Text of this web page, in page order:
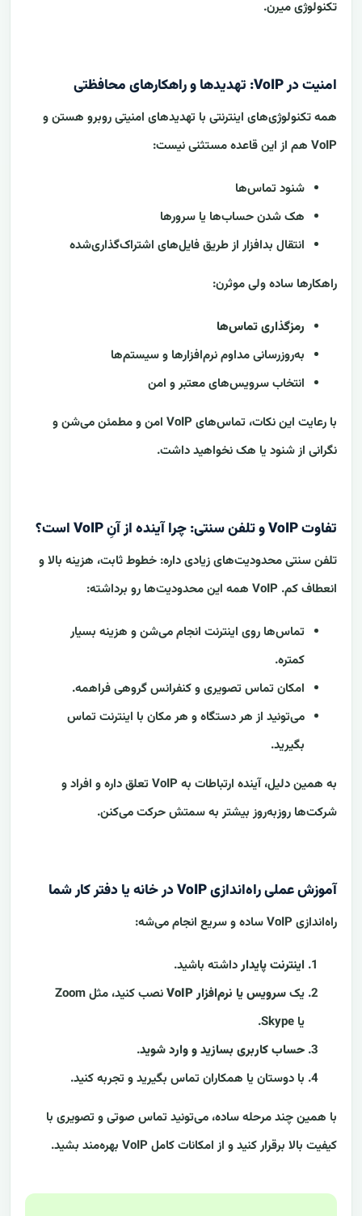
تکنولوژی میرن.
امنیت در VoIP: تهدیدها و راهکارهای محافظتی
همه تکنولوژی‌های اینترنتی با تهدیدهای امنیتی روبرو هستن و
VoIP هم از این قاعده مستثنی نیست:
شنود تماس‌ها
هک شدن حساب‌ها یا سرورها
انتقال بدافزار از طریق فایل‌های اشتراک‌گذاری‌شده
راهکارها ساده ولی موثرن:
رمزگذاری تماس‌ها
به‌روزرسانی مداوم نرم‌افزارها و سیستم‌ها
انتخاب سرویس‌های معتبر و امن
با رعایت این نکات، تماس‌های VoIP امن و مطمئن می‌شن و
نگرانی از شنود یا هک نخواهید داشت.
تفاوت VoIP و تلفن سنتی: چرا آینده از آنِ VoIP است؟
تلفن سنتی محدودیت‌های زیادی داره: خطوط ثابت، هزینه بالا و
انعطاف کم. VoIP همه این محدودیت‌ها رو برداشته:
تماس‌ها روی اینترنت انجام می‌شن و هزینه بسیار
کمتره.
امکان تماس تصویری و کنفرانس گروهی فراهمه.
می‌تونید از هر دستگاه و هر مکان با اینترنت تماس
بگیرید.
به همین دلیل، آینده ارتباطات به VoIP تعلق داره و افراد و
شرکت‌ها روزبه‌روز بیشتر به سمتش حرکت می‌کنن.
آموزش عملی راه‌اندازی VoIP در خانه یا دفتر کار شما
راه‌اندازی VoIP ساده و سریع انجام می‌شه:
اینترنت پایدارداشته باشید.
یکسرویس یا نرم‌افزار VoIP
نصب کنید، مثل Zoom
یا Skype.
حساب کاربری بسازید و وارد شوید.
با دوستان یا همکاران تماس بگیرید و تجربه کنید.
با همین چند مرحله ساده، می‌تونید تماس صوتی و تصویری با
کیفیت بالا برقرار کنید و از امکانات کامل VoIP بهره‌مند بشید.